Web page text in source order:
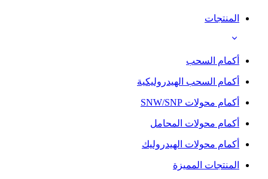
المنتجات
أكمام السحب
أكمام السحب الهيدروليكية
أكمام محولات SNW/SNP
أكمام محولات المحامل
أكمام محولات الهيدروليك
المنتجات المميزة